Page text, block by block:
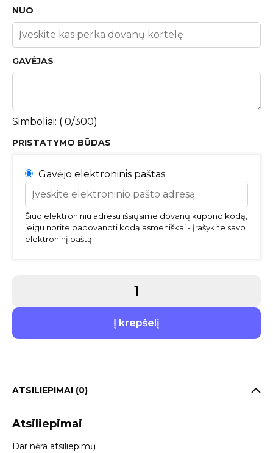
NUO
GAVĖJAS
Simboliai: ( 0/300)
PRISTATYMO BŪDAS
Gavėjo elektroninis paštas
Šiuo elektroniniu adresu išsiųsime dovanų kupono kodą,
jeigu norite padovanoti kodą asmeniškai - įrašykite savo
elektroninį paštą.
Į krepšelį
ATSILIEPIMAI (0)
Atsiliepimai
Dar nėra atsiliepimų